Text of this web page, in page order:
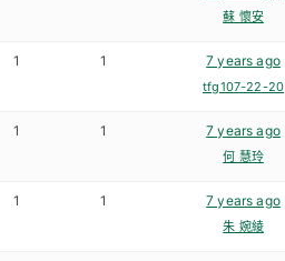
蘇 懷安
1 1 7 years ago
tfg107-22-20
1 1 7 years ago
何 慧玲
1 1 7 years ago
朱 婉綾